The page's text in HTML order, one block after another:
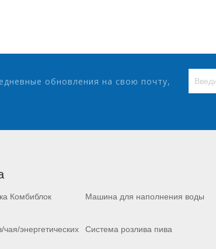
обновления на свою почту,
Комбиблок Машина для наполнения воды
энергетических
Система розлива пива